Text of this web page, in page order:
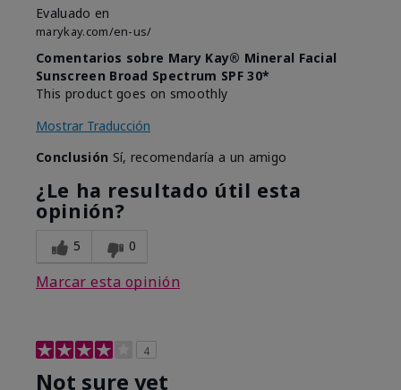
Evaluado en
marykay.com/en-us/
Comentarios sobre Mary Kay® Mineral Facial
Sunscreen Broad Spectrum SPF 30*
This product goes on smoothly
Mostrar Traducción
Conclusión Sí, recomendaría a un amigo
¿Le ha resultado útil esta
opinión?
5 0
Marcar esta opinión
4
Not sure yet